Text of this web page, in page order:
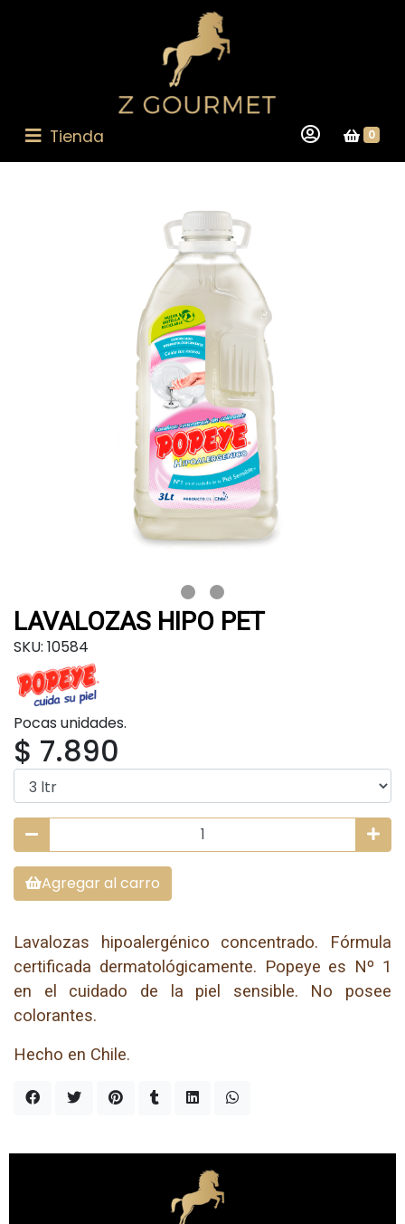
Tienda 0
LAVALOZAS HIPO PET
SKU: 10584
Pocas unidades.
$ 7.890
Agregar al carro
Lavalozas hipoalergénico concentrado. Fórmula
certificada dermatológicamente. Popeye es Nº 1
en el cuidado de la piel sensible. No posee
colorantes.
Hecho en Chile.